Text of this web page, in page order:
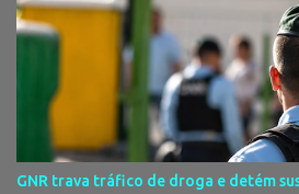
classificação de "Qualidade Aceitável", -
Agência Portuguesa do Ambiente a 29
algumas informações de criarem
reforçam que a valorização daquele
investimento de cerca de 2,5 milhões de
Câmara Municipal. A praia é um dos
emblemáticos da Moita A reação surge
GNR trava tráfico de droga e detém